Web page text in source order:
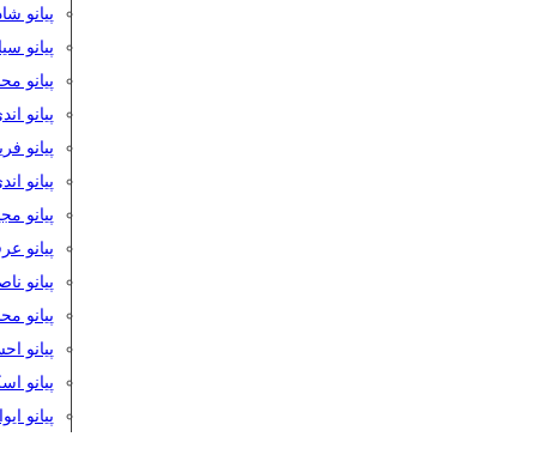
پیانو
پیانو
پیانو
پیانو
پیانو
پیانو
پیانو
پیانو
پیانو
پیانو
پیانو
پیانو
پیانو